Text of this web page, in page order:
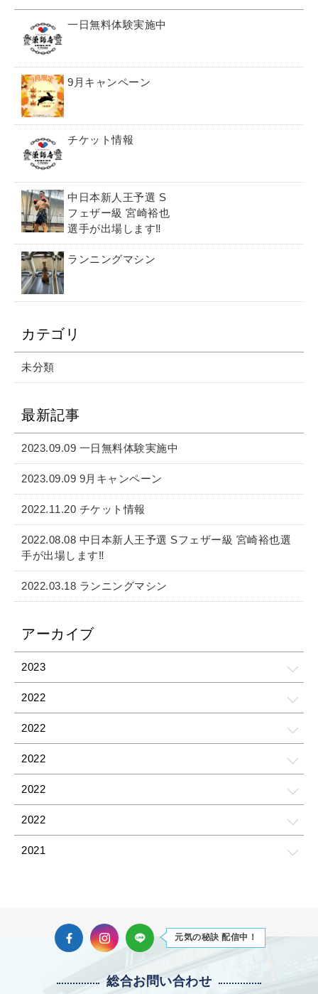
一日無料体験実施中
9月キャンペーン
チケット情報
中日本新人王予選 S
フェザー級 宮崎裕也
選手が出場します‼️
ランニングマシン
カテゴリ
未分類
最新記事
2023.09.09 一日無料体験実施中
2023.09.09 9月キャンペーン
2022.11.20 チケット情報
2022.08.08 中日本新人王予選 Sフェザー級 宮崎裕也選
手が出場します‼️
2022.03.18 ランニングマシン
アーカイブ
2023
2022
2022
2022
2022
2022
2021
FacebookInstagramLINE元気の秘訣 配信中！
総合お問い合わせ